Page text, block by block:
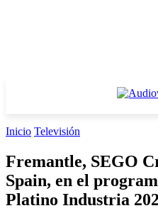
Inicio Televisión
Fremantle, SEGO
Spain, en el
Platino Industria